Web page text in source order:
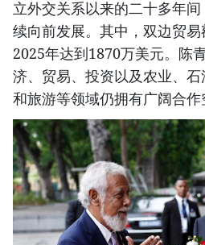
立外交关系以来的二十多年
续向前发展。其中，双边贸易
2025年达到1870万美元。陈
济、贸易、投资以及农业、
和旅游等领域仍拥有广阔合作